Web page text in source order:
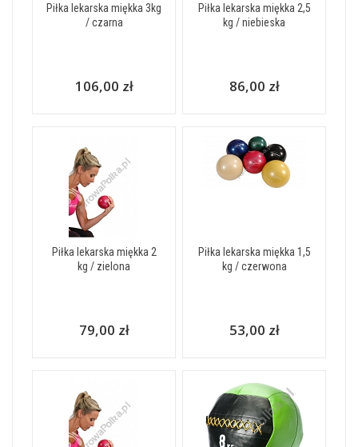
Piłka lekarska miękka 3kg
/ czarna
106,00 zł
Piłka lekarska miękka 2,5
kg / niebieska
86,00 zł
Piłka lekarska miękka 2
kg / zielona
79,00 zł
Piłka lekarska miękka 1,5
kg / czerwona
53,00 zł